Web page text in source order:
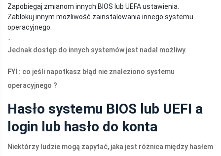
Zapobiegaj zmianom innych BIOS lub UEFA ustawienia.
Zablokuj innym możliwość zainstalowania innego systemu
operacyjnego.
Jednak dostęp do innych systemów jest nadal możliwy.
FYI : co jeśli napotkasz błąd nie znaleziono systemu
operacyjnego ?
Hasło systemu BIOS lub UEFI a
login lub hasło do konta
Niektórzy ludzie mogą zapytać, jaka jest różnica między hasłem